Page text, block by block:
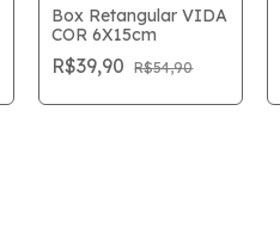
Box Retangular VIDA
COR 6X15cm
R$39,90 R$54,90